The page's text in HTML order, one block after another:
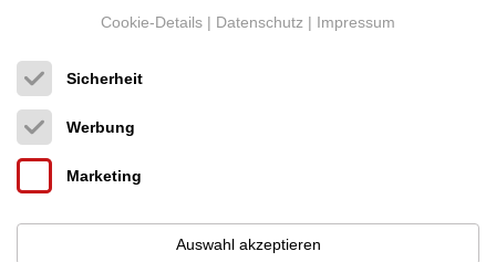
Martin LoganExpression ESL 13
A elektrostatische Lautsprecher
13.990,00 €
Neupreis: 24.500,00 €
Cookie-Details | Datenschutz | Impressum
Sicherheit
Werbung
Marketing
Auswahl akzeptieren